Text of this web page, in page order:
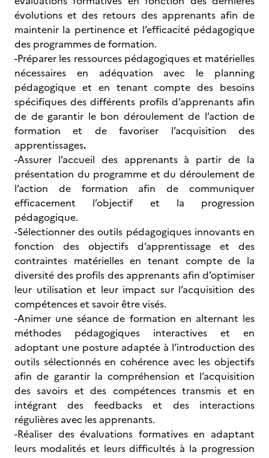
évolutions et des retours des apprenants afin de
maintenir la pertinence et l’efficacité pédagogique
des programmes de formation.
-Préparer les ressources pédagogiques et matérielles
nécessaires en adéquation avec le planning
pédagogique et en tenant compte des besoins
spécifiques des différents profils d’apprenants afin
de de garantir le bon déroulement de l’action de
formation et de favoriser l’acquisition des
apprentissages.
-Assurer l’accueil des apprenants à partir de la
présentation du programme et du déroulement de
l’action de formation afin de communiquer
efficacement l’objectif et la progression
pédagogique.
-Sélectionner des outils pédagogiques innovants en
fonction des objectifs d’apprentissage et des
contraintes matérielles en tenant compte de la
diversité des profils des apprenants afin d’optimiser
leur utilisation et leur impact sur l’acquisition des
compétences et savoir être visés.
-Animer une séance de formation en alternant les
méthodes pédagogiques interactives et en
adoptant une posture adaptée à l’introduction des
outils sélectionnés en cohérence avec les objectifs
afin de garantir la compréhension et l’acquisition
des savoirs et des compétences transmis et en
intégrant des feedbacks et des interactions
régulières avec les apprenants.
-Réaliser des évaluations formatives en adaptant
leurs modalités et leurs difficultés à la progression